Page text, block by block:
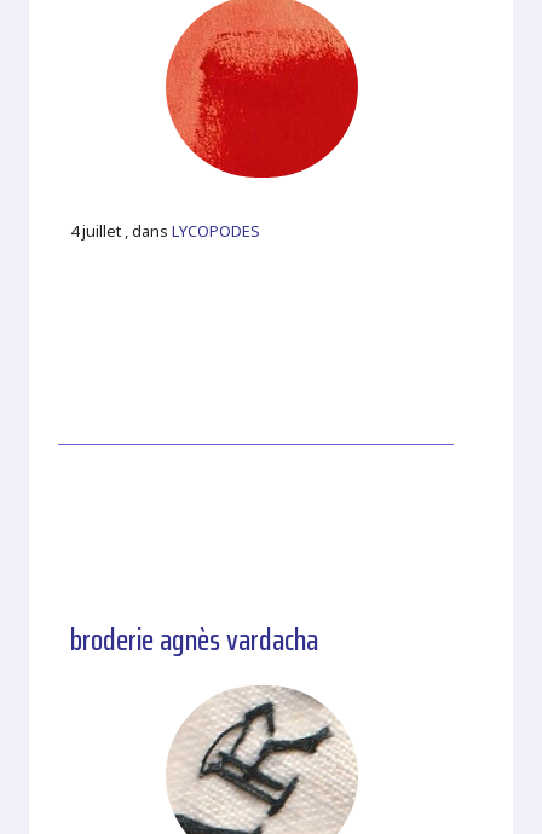
4 juillet , dansLYCOPODES
broderie agnès vardacha